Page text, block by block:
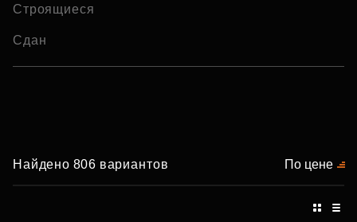
Строящиеся
Сдан
Найдено 806 вариантов По цене